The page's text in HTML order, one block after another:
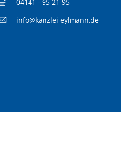
04141 - 95 21-95
info@kanzlei-eylmann.de
Inhalt.